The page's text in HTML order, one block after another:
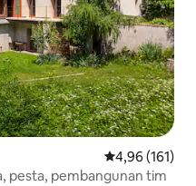
Nilai rata-rata
4,96 (161)
pesta, pembangunan tim